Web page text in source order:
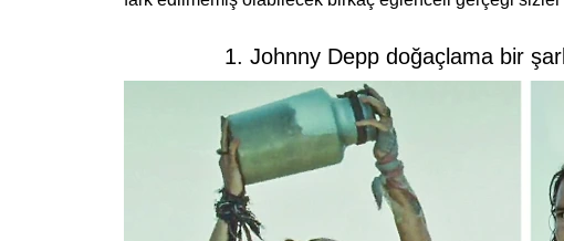
1. Johnny Depp doğaçlama bir